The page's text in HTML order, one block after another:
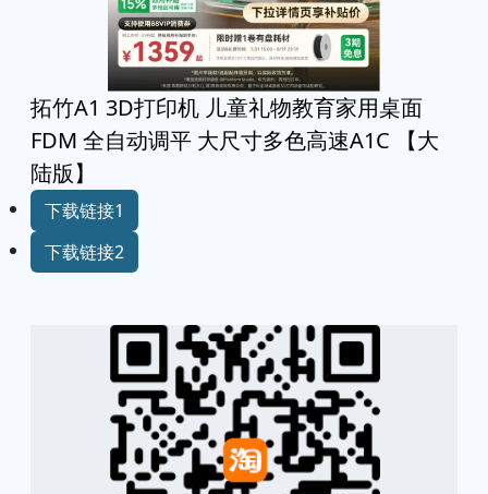
拓竹A1 3D打印机 儿童礼物教育家用桌面
FDM 全自动调平 大尺寸多色高速A1C 【大
陆版】
下载链接1
下载链接2